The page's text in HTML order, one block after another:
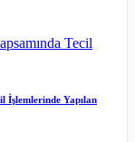
İşlemlerinde Yapılan